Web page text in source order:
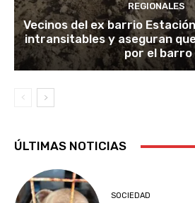
REGIONALES
Vecinos del ex barrio
intransitables y aseguran
por el barro
ÚLTIMAS NOTICIAS
SOCIEDAD